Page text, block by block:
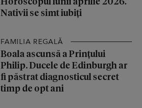
Nativii se simt iubiți
FAMILIA REGALĂ
Boala ascunsă a Prințului
Philip. Ducele de Edinburgh ar
fi păstrat diagnosticul secret
timp de opt ani